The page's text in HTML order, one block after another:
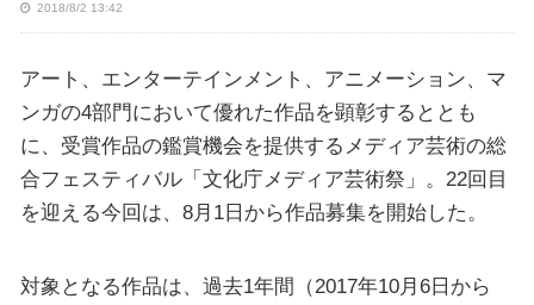
2018/8/2 13:42
アート、エンターテインメント、アニメーション、マ
ンガの4部門において優れた作品を顕彰するととも
に、受賞作品の鑑賞機会を提供するメディア芸術の総
合フェスティバル「文化庁メディア芸術祭」。22回目
を迎える今回は、8月1日から作品募集を開始した。
対象となる作品は、過去1年間（2017年10月6日から